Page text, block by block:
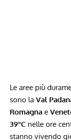
Le aree più
sono la Val
Romagna e
39°C nelle ore
stanno vivendo